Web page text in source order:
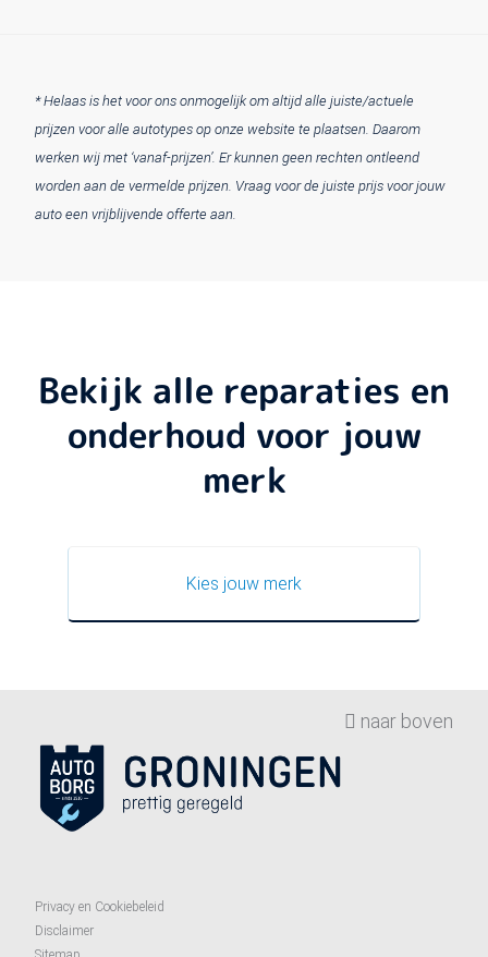
* Helaas is het voor ons onmogelijk om altijd alle juiste/actuele
prijzen voor alle autotypes op onze website te plaatsen. Daarom
werken wij met ‘vanaf-prijzen’. Er kunnen geen rechten ontleend
worden aan de vermelde prijzen. Vraag voor de juiste prijs voor jouw
auto een vrijblijvende offerte aan.
Bekijk alle reparaties en
onderhoud voor jouw
merk
Kies jouw merk
naar boven
Privacy en Cookiebeleid
Disclaimer